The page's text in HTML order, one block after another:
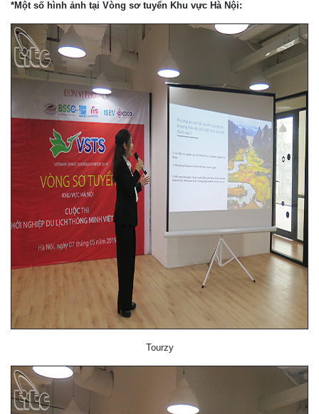
*Một số hình ảnh tại Vòng sơ tuyển Khu vực Hà Nội:
Tourzy